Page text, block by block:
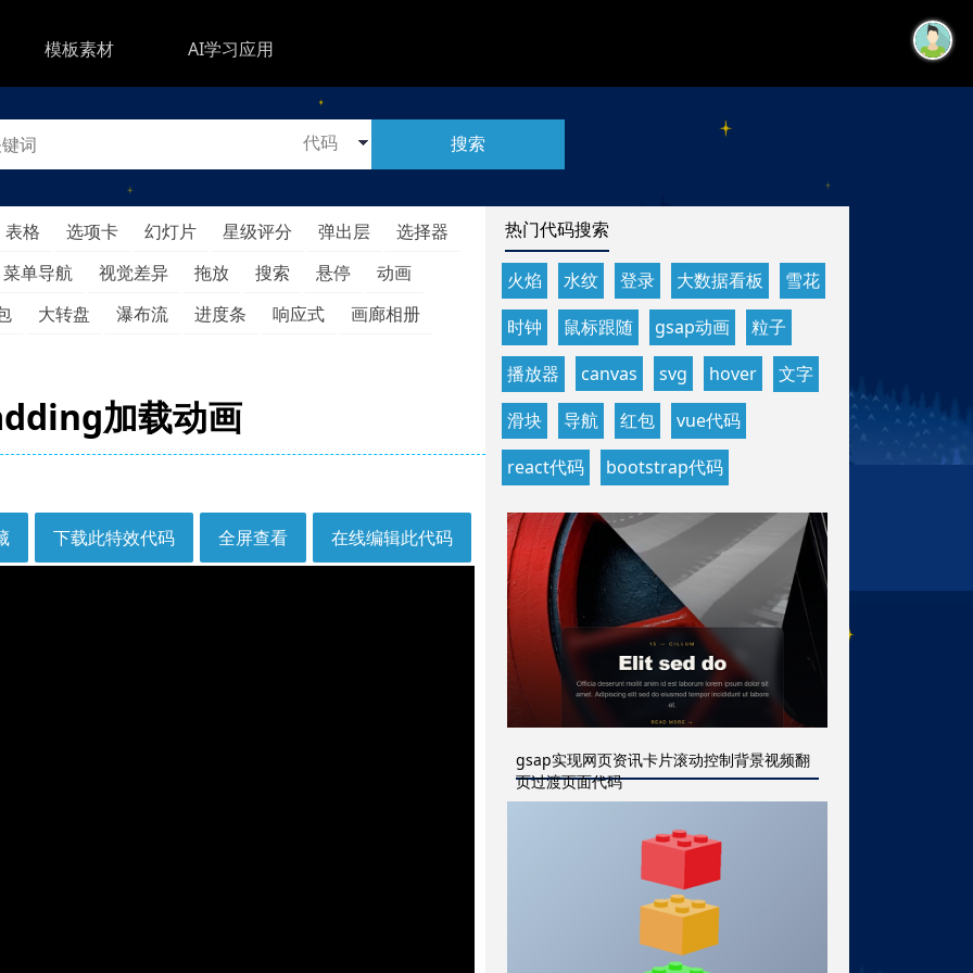
模板素材 AI学习应用
搜索
表格 选项卡 幻灯片 星级评分 弹出层
选择器
菜单导航
视觉差异 拖放 搜索 悬停
动画
大转盘 瀑布流 进度条 响应式 画廊相册
加载动画
在线编辑此代码
全屏查看
下载此特效代码
热门代码搜索
火焰 水纹 登录 大数据看板
雪花
时钟
鼠标跟随 gsap动画
粒子
播放器
canvas svg hover
文字
滑块
导航 红包
vue代码
react代码
bootstrap代码
gsap实现网页资讯卡片滚动控制背景视频翻
页过渡页面代码